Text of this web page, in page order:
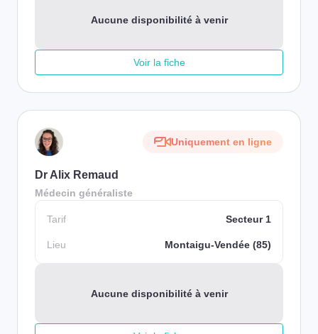
Aucune disponibilité à venir
Voir la fiche
Uniquement en ligne
Dr Alix Remaud
Médecin généraliste
Tarif Secteur 1
Lieu Montaigu-Vendée (85)
Aucune disponibilité à venir